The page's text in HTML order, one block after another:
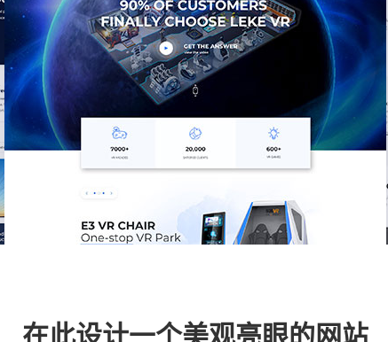
在此设计一个美观亮眼的网站